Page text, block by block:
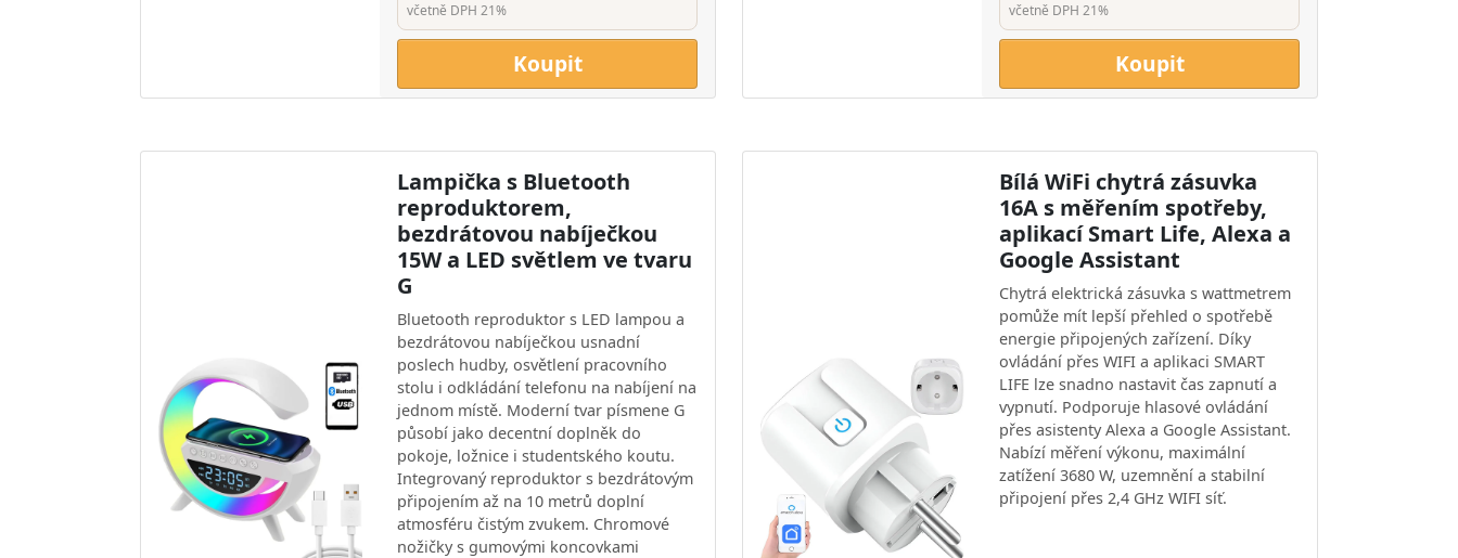
včetně DPH 21%
Koupit
včetně DPH 21%
Koupit
Lampička s Bluetooth
reproduktorem,
bezdrátovou nabíječkou
15W a LED světlem ve tvaru
G
Bluetooth reproduktor s LED lampou a
bezdrátovou nabíječkou usnadní
poslech hudby, osvětlení pracovního
stolu i odkládání telefonu na nabíjení na
jednom místě. Moderní tvar písmene G
působí jako decentní doplněk do
pokoje, ložnice i studentského koutu.
Integrovaný reproduktor s bezdrátovým
připojením až na 10 metrů doplní
atmosféru čistým zvukem. Chromové
nožičky s gumovými koncovkami
Bílá WiFi chytrá zásuvka
16A s měřením spotřeby,
aplikací Smart Life, Alexa a
Google Assistant
Chytrá elektrická zásuvka s wattmetrem
pomůže mít lepší přehled o spotřebě
energie připojených zařízení. Díky
ovládání přes WIFI a aplikaci SMART
LIFE lze snadno nastavit čas zapnutí a
vypnutí. Podporuje hlasové ovládání
přes asistenty Alexa a Google Assistant.
Nabízí měření výkonu, maximální
zatížení 3680 W, uzemnění a stabilní
připojení přes 2,4 GHz WIFI síť.